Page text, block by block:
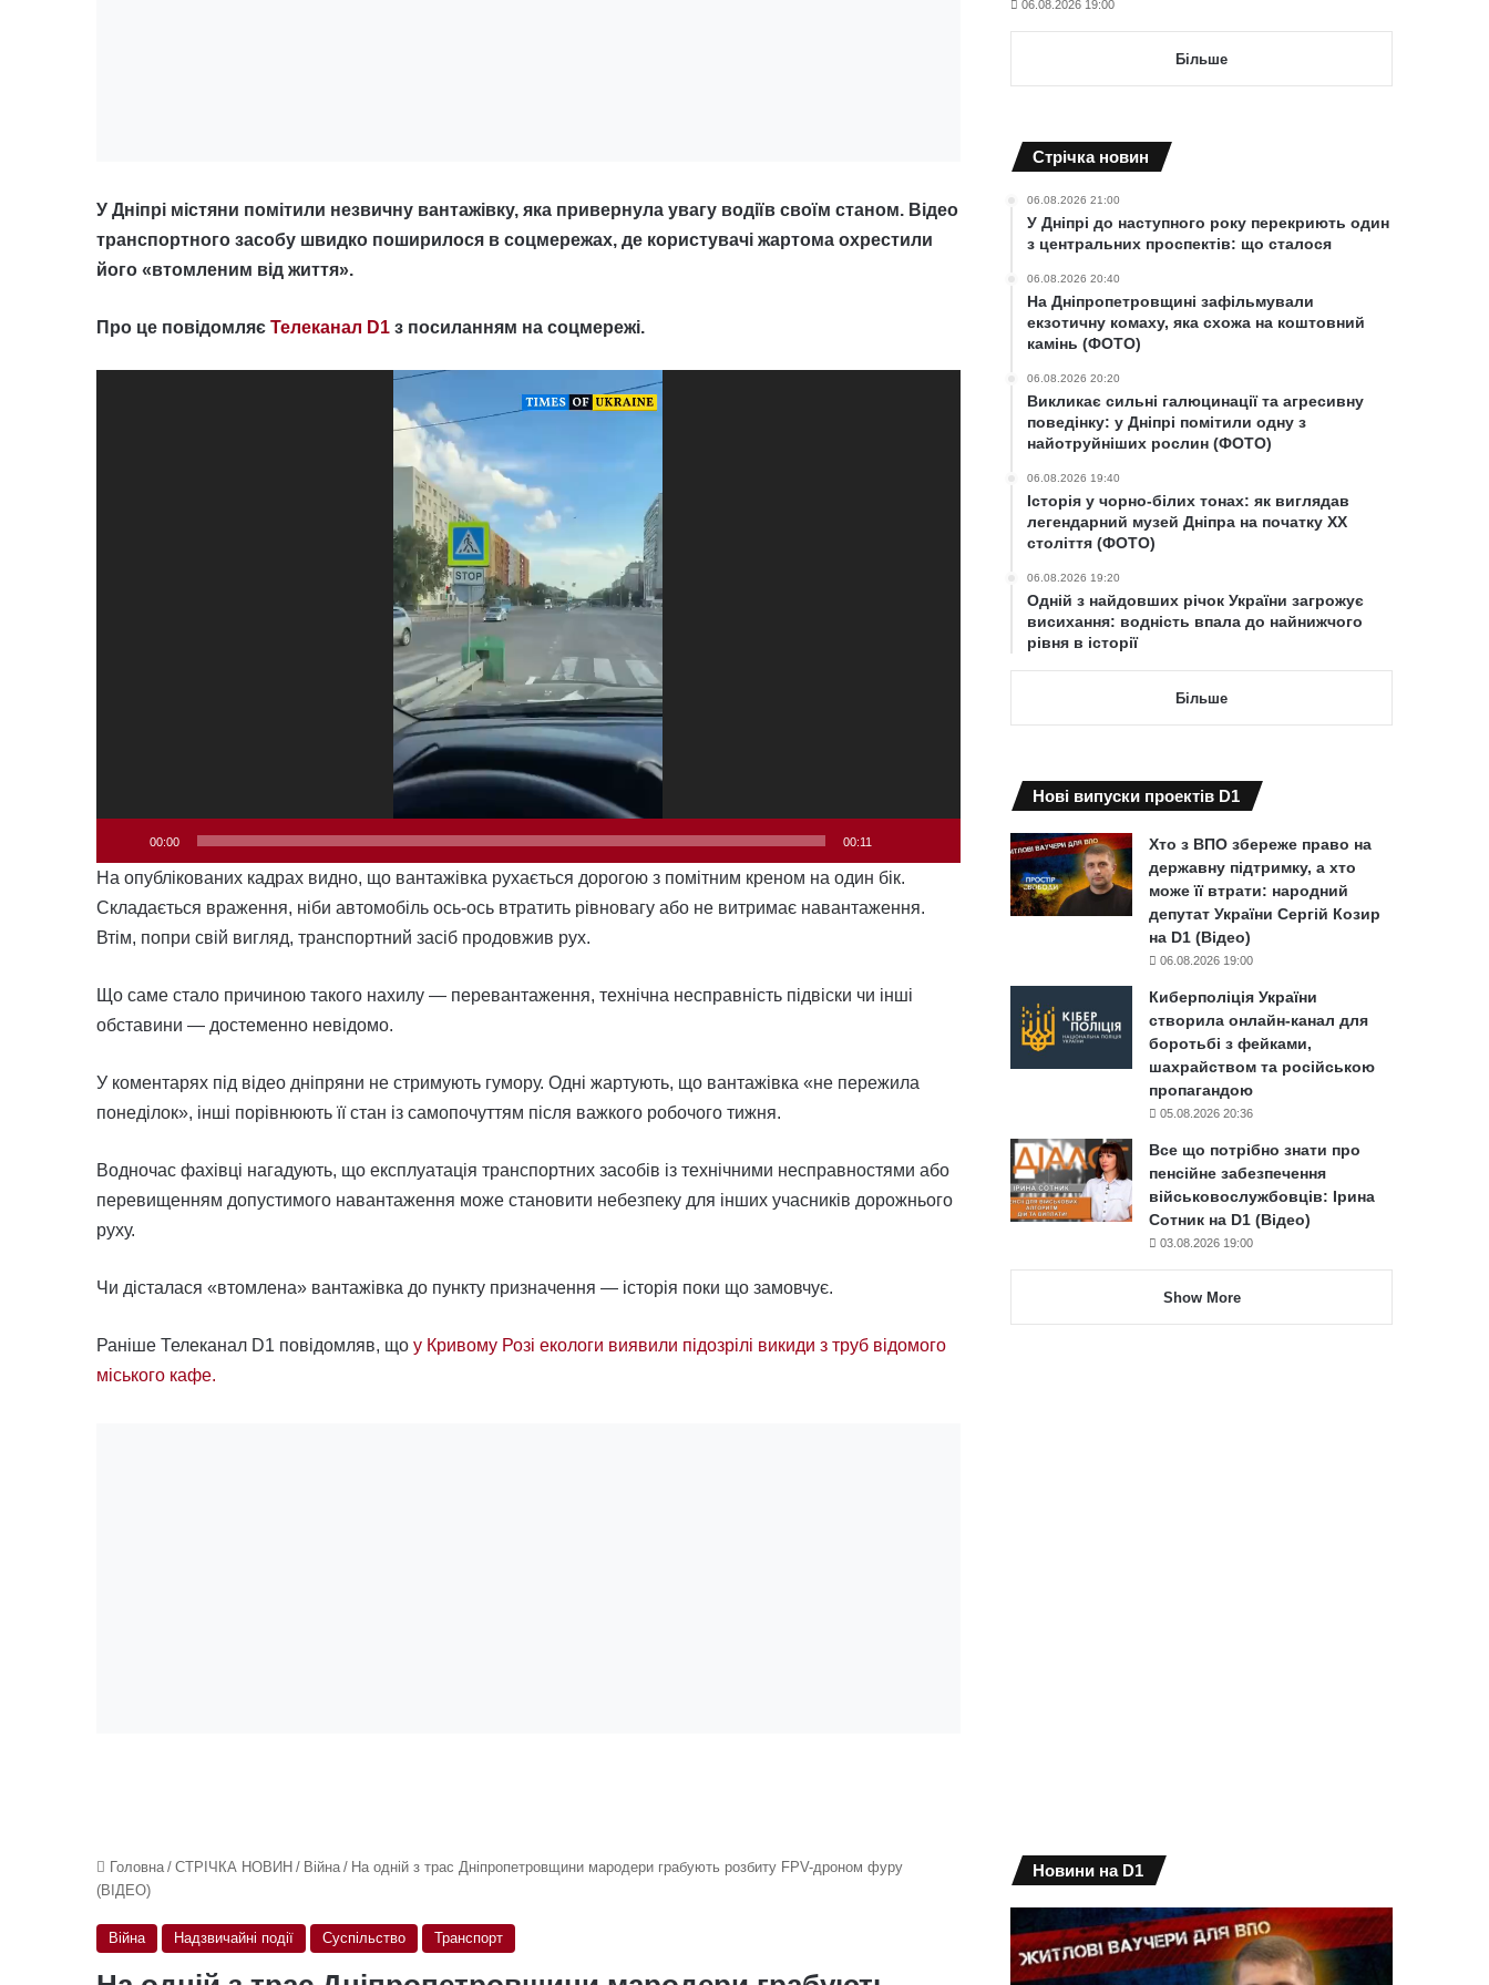
У Дніпрі містяни помітили незвичну вантажівку, яка привернула увагу водіїв своїм станом. Відео
транспортного засобу швидко поширилося в соцмережах, де користувачі жартома охрестили
його «втомленим від життя».
Про це повідомляє Телеканал D1 з посиланням на соцмережі.
00:00 00:11
На опублікованих кадрах видно, що вантажівка рухається дорогою з помітним креном на один бік.
Складається враження, ніби автомобіль ось-ось втратить рівновагу або не витримає навантаження.
Втім, попри свій вигляд, транспортний засіб продовжив рух.
Що саме стало причиною такого нахилу — перевантаження, технічна несправність підвіски чи інші
обставини — достеменно невідомо.
У коментарях під відео дніпряни не стримують гумору. Одні жартують, що вантажівка «не пережила
понеділок», інші порівнюють її стан із самопочуттям після важкого робочого тижня.
Водночас фахівці нагадують, що експлуатація транспортних засобів із технічними несправностями або
перевищенням допустимого навантаження може становити небезпеку для інших учасників дорожнього
руху.
Чи дісталася «втомлена» вантажівка до пункту призначення — історія поки що замовчує.
Раніше Телеканал D1 повідомляв, що у Кривому Розі екологи виявили підозрілі викиди з труб відомого
міського кафе.
06.08.2026 19:00
Більше
Cтрічка новин
06.08.2026 21:00
У Дніпрі до наступного року перекриють один
з центральних проспектів: що сталося
06.08.2026 20:40
На Дніпропетровщині зафільмували
екзотичну комаху, яка схожа на коштовний
камінь (ФОТО)
06.08.2026 20:20
Викликає сильні галюцинації та агресивну
поведінку: у Дніпрі помітили одну з
найотруйніших рослин (ФОТО)
06.08.2026 19:40
Історія у чорно-білих тонах: як виглядав
легендарний музей Дніпра на початку ХХ
століття (ФОТО)
06.08.2026 19:20
Одній з найдовших річок України загрожує
висихання: водність впала до найнижчого
рівня в історії
Більше
Нові випуски проектів D1
Хто з ВПО збереже право на
державну підтримку, а хто
може її втрати: народний
депутат України Сергій Козир
на D1 (Відео)
06.08.2026 19:00
Киберполіція України
створила онлайн-канал для
боротьбі з фейками,
шахрайством та російською
пропагандою
05.08.2026 20:36
Все що потрібно знати про
пенсійне забезпечення
військовослужбовців: Ірина
Сотник на D1 (Відео)
03.08.2026 19:00
Show More